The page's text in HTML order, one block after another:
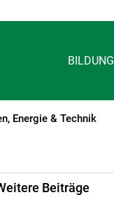
BILDUNG
Energie & Technik
Beiträge